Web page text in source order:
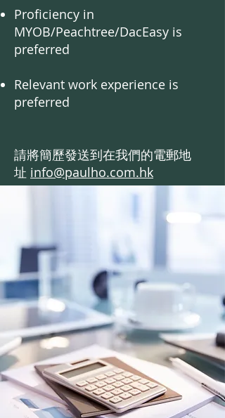
Proficiency in
MYOB/Peachtree/DacEasy is
preferred
Relevant work experience is
preferred
請將簡歷發送到在我們的電郵地
址 info@paulho.com.hk